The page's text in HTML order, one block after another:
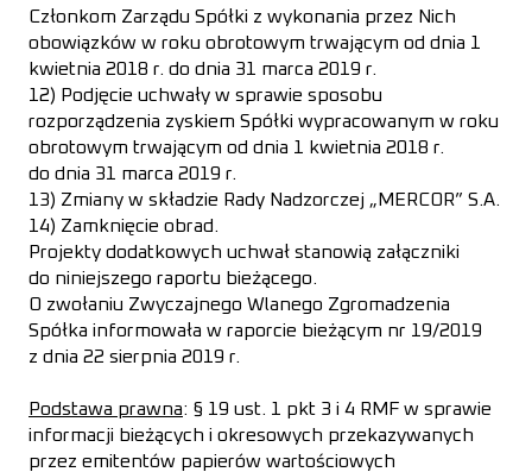
Członkom Zarządu Spółki z wykonania przez Nich
obowiązków w roku obrotowym trwającym od dnia 1
kwietnia 2018 r. do dnia 31 marca 2019 r.
12) Podjęcie uchwały w sprawie sposobu
rozporządzenia zyskiem Spółki wypracowanym w roku
obrotowym trwającym od dnia 1 kwietnia 2018 r.
do dnia 31 marca 2019 r.
13) Zmiany w składzie Rady Nadzorczej „MERCOR” S.A.
14) Zamknięcie obrad.
Projekty dodatkowych uchwał stanowią załączniki
do niniejszego raportu bieżącego.
O zwołaniu Zwyczajnego Wlanego Zgromadzenia
Spółka informowała w raporcie bieżącym nr 19/2019
z dnia 22 sierpnia 2019 r.
Podstawa prawna: § 19 ust. 1 pkt 3 i 4 RMF w sprawie
informacji bieżących i okresowych przekazywanych
przez emitentów papierów wartościowych